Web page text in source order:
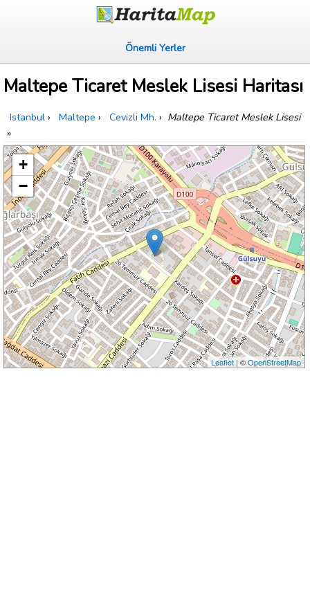
Önemli Yerler
Maltepe Ticaret Meslek Lisesi Haritası
Istanbul › Maltepe › Cevizli Mh. › Maltepe Ticaret Meslek Lisesi
»
+
−
Leaflet| ©OpenStreetMap